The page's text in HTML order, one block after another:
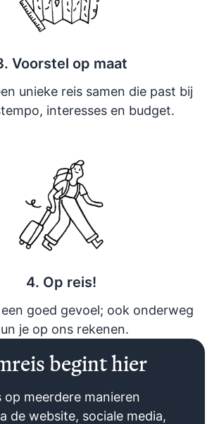
Voorstel op maat
unieke reis samen die past bij
interesses en budget.
4. Op reis!
goed gevoel; ook onderweg
je op ons rekenen.
begint hier
meerdere manieren
de website, sociale media,